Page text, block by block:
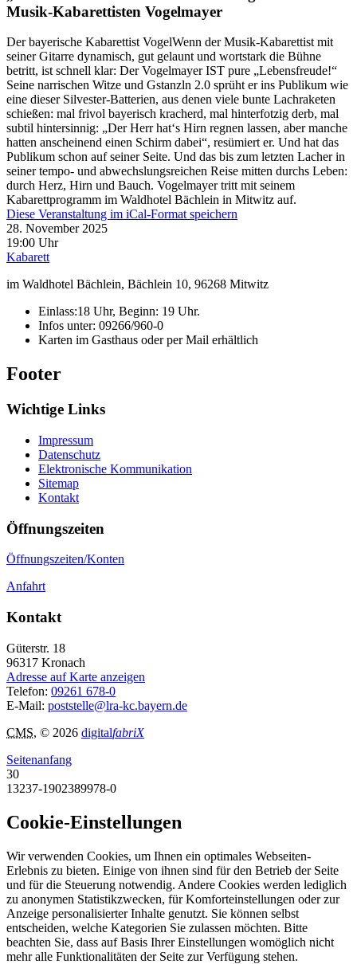
Musik-Kabarettisten Vogelmayer
Der bayerische Kabarettist VogelWenn der Musik-Kabarettist mit
seiner Gitarre dynamisch, gut gelaunt und wortstark die Bühne
betritt, ist schnell klar: Der Vogelmayer IST pure „Lebensfreude!“
Seine narrischen Witze und Gstanzln 2.0 sprüht er ins Publikum wie
eine dieser Silvester-Batterien, aus denen viele bunte Lachraketen
schießen: mal frivol bayerisch kracherd, mal hinterfotzig derb, mal
subtil hintersinnig: „Der Herr hat‘s Hirn regnen lassen, aber manche
hatten anscheinend einen Schirm dabei“, resümiert er. Und hat das
Publikum schon auf seiner Seite. Und das bis zum letzten Lacher in
seiner tempo- und abwechslungsreichen Reise mitten durchs Leben:
durch Herz, Hirn und Bauch. Vogelmayer tritt mit seinem
Kabarettprogramm im Waldhotel Bächlein in Mitwitz auf.
Diese Veranstaltung im iCal-Format speichern
28. November 2025
19:00 Uhr
Kabarett
im Waldhotel Bächlein, Bächlein 10, 96268 Mitwitz
Einlass:18 Uhr, Beginn: 19 Uhr.
Infos unter: 09266/960-0
Karten im Gasthaus oder per Mail erhältlich
Footer
Wichtige Links
Impressum
Datenschutz
Elektronische Kommunikation
Sitemap
Kontakt
Öffnungszeiten
Öffnungszeiten/Konten
Anfahrt
Kontakt
Güterstr. 18
96317 Kronach
Adresse auf Karte anzeigen
Telefon: 09261 678-0
E-Mail: poststelle@lra-kc.bayern.de
CMS, © 2026 digitalfabriX
Seitenanfang
30
13237-1902389978-0
Cookie-Einstellungen
Wir verwenden Cookies, um Ihnen ein optimales Webseiten-
Erlebnis zu bieten. Einige von ihnen sind für den Betrieb der Seite
und für die Steuerung notwendig. Andere Cookies werden lediglich
zu anonymen Statistikzwecken, für Komforteinstellungen oder zur
Anzeige personalisierter Inhalte genutzt. Sie können selbst
entscheiden, welche Kategorien Sie zulassen möchten. Bitte
beachten Sie, dass auf Basis Ihrer Einstellungen womöglich nicht
mehr alle Funktionalitäten der Seite zur Verfügung stehen.